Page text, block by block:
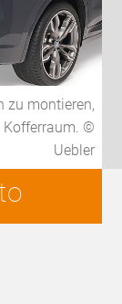
zu montieren,
Kofferraum. ©
Uebler